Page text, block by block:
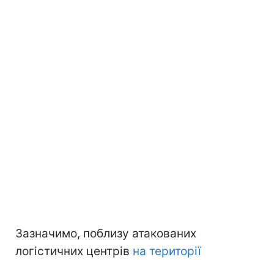
Зазначимо, поблизу атакованих
логістичних центрів на території